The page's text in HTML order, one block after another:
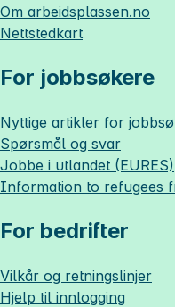
Om arbeidsplassen.no
Nettstedkart
For jobbsøkere
Nyttige artikler for
Spørsmål og svar
Jobbe i utlandet (EURES)
Information to refugees
For bedrifter
Vilkår og retningslinjer
Hjelp til innlogging